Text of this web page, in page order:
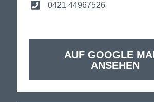
0421 44967526
AUF GOOGLE
ANSEHEN